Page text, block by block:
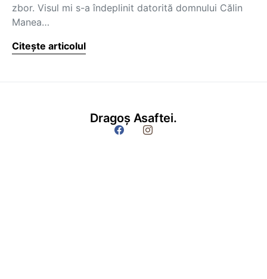
zbor. Visul mi s-a îndeplinit datorită domnului Călin
Manea…
Citește articolul
Dragoș Asaftei.